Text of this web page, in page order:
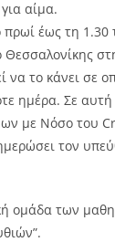
αίμα.
έως τη 1.30
Θεσσαλονίκης
να το κάνει σε
ημέρα. Σε
με Νόσο του
τον
ομάδα των